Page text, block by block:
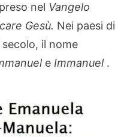
nel Vangelo
Gesù. Nei paesi di
il nome
e Immanuel.